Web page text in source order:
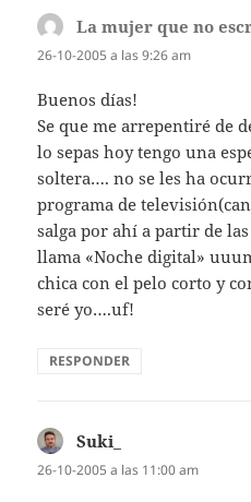
La mujer que no
26-10-2005 a las 9:26 am
Buenos dí­as!
Se que me arrepentiré de
lo sepas hoy tengo una
soltera…. no se les ha
programa de
salga por ahí­ a partir de
llama «Noche digital»
chica con el pelo corto y
seré yo….uf!
RESPONDER
Suki_
26-10-2005 a las 11:00 am